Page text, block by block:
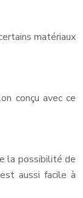
matériaux
conçu avec ce
la possibilité de
aussi facile à